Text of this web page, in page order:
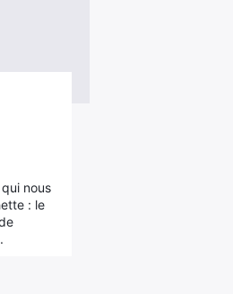
nous
: le